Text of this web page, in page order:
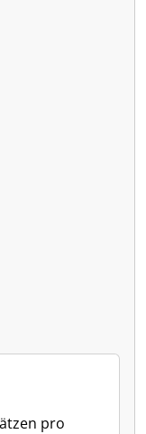
pro